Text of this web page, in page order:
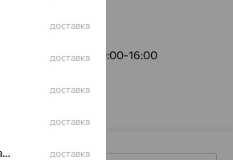
(пункт выдачи)
10:00-19:00, Сб 10:00-16:00
доставка
доставка
доставка
доставка
Актюбинский, Азнакаевский район доставка